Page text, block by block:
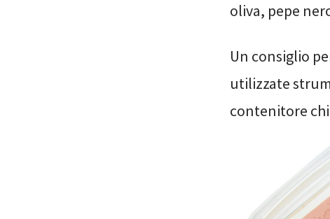
oliva, pepe
Un consiglio
utilizzate
contenitore